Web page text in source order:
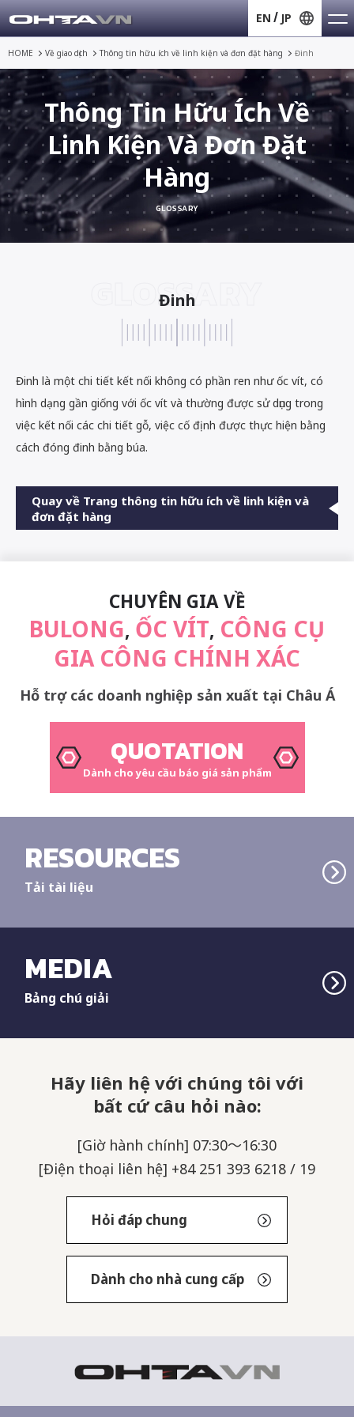
EN JP
HOME Về giao dịch Thông tin hữu ích về linh kiện và đơn đặt hàng Đinh
Thông Tin Hữu Ích Về
Linh Kiện Và Đơn Đặt
Hàng
GLOSSARY
GLOSSARY
Đinh
Đinh là một chi tiết kết nối không có phần ren như ốc vít, có
hình dạng gần giống với ốc vít và thường được sử dụng trong
việc kết nối các chi tiết gỗ, việc cố định được thực hiện bằng
cách đóng đinh bằng búa.
Quay về Trang thông tin hữu ích về linh kiện và
đơn đặt hàng
CHUYÊN GIA VỀ
BULONG, ỐC VÍT, CÔNG CỤ
GIA CÔNG CHÍNH XÁC
Hỗ trợ các doanh nghiệp sản xuất tại Châu Á
QUOTATION
Dành cho yêu cầu báo giá sản phẩm
RESOURCES
Tải tài liệu
MEDIA
Bảng chú giải
Hãy liên hệ với chúng tôi với
bất cứ câu hỏi nào:
[Giờ hành chính] 07:30～16:30
[Điện thoại liên hệ] +84 251 393 6218 / 19
Hỏi đáp chung
Dành cho nhà cung cấp